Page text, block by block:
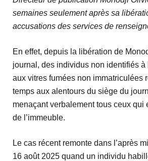
semaines seulement après sa
accusations des services de
En effet, depuis la libération de
journal, des individus non identifiés
aux vitres fumées non immatriculées
temps aux alentours du siège du
menaçant verbalement tous ceux qui
de l’immeuble.
Le cas récent remonte dans l’après
16 août 2025 quand un individu